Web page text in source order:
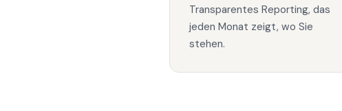
Transparentes Reporting, das
jeden Monat zeigt, wo Sie
stehen.